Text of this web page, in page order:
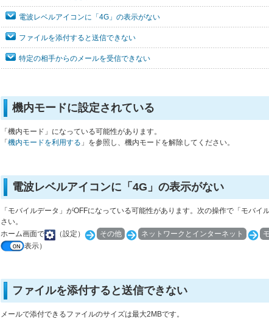
電波レベルアイコンに「4G」の表示がない
ファイルを添付すると送信できない
特定の相手からのメールを受信できない
機内モードに設定されている
「機内モード」になっている可能性があります。
「 機内モードを利用する 」を参照し、機内モードを解除してください。
電波レベルアイコンに「4G」の表示がない
「モバイルデータ」がOFFになっている可能性があります。次の操作で「モバ
さい。
ホーム画面で
（設定） その他 ネットワークとインターネット
表示）
ファイルを添付すると送信できない
メールで添付できるファイルのサイズは最大2MBです。